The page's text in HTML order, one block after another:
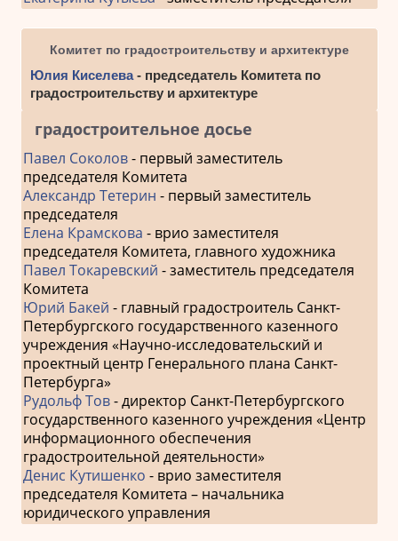
Комитет по градостроительству и архитектуре
Юлия Киселева- председатель Комитета по
градостроительству и архитектуре
градостроительное досье
Павел Соколов- первый заместитель
председателя Комитета
Александр Тетерин - первый заместитель
председателя
Елена Крамскова - врио заместителя
председателя Комитета, главного художника
Павел Токаревский - заместитель председателя
Комитета
Юрий Бакей - главный градостроитель Санкт-
Петербургского государственного казенного
учреждения «Научно-исследовательский и
проектный центр Генерального плана Санкт-
Петербурга»
Рудольф Тов- директор Санкт-Петербургского
государственного казенного учреждения «Центр
информационного обеспечения
градостроительной деятельности»
Денис Кутишенко - врио заместителя
председателя Комитета – начальника
юридического управления